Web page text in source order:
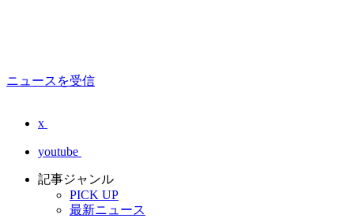
ニュースを受信
x
youtube
記事ジャンル
PICK UP
最新ニュース